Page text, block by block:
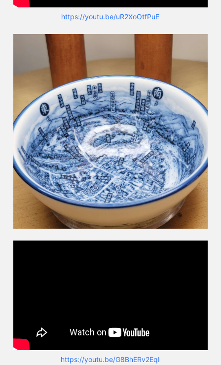
https://youtu.be/uR2XoOtfPuE
https://youtu.be/G8BhERv2EqI